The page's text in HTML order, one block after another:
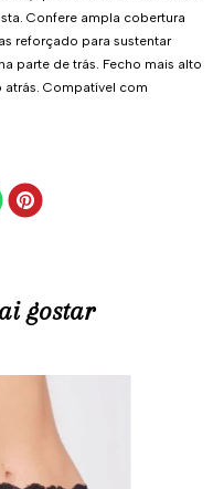
Confere ampla cobertura
reforçado para sustentar
parte de trás. Fecho mais alto
Compatível com
gostar